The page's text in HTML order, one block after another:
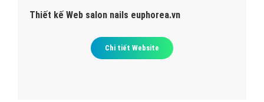
Thiết kế Web salon nails euphorea.vn
Chi tiết Website